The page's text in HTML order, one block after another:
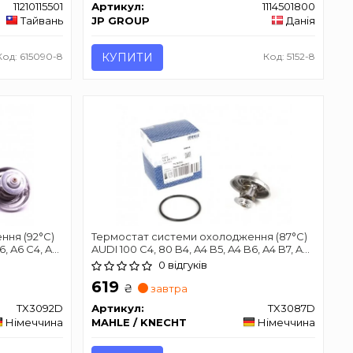
11210115501
Тайвань
615090-8
Артикул:
1114501800
JP GROUP
Данія
КУПИТИ Код: 5152-8
(92°C)
A6 C4, A6
I VW
TX3092D
Німеччина
Термостат системи охолодження (87°C)
AUDI 100 C4, 80 B4, A4 B5, A4 B6, A4 B7, A6
C4, A6 C5, A6 C6, A8 D2, A8 D3, ALLROAD
C5, CABRIOLET B3, COUPE B3, V8 JAGUAR
S-TYPE II, XF I, XJ 2.4-4.2 12.82-04.15
0 відгуків
619 ₴
завтра
Артикул:
TX3087D
MAHLE / KNECHT
Німеччина